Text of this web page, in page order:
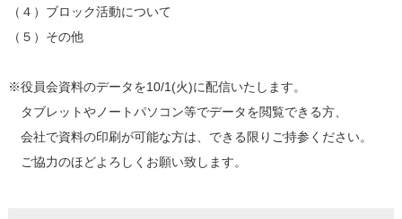
（４）ブロック活動について
（５）その他
※役員会資料のデータを10/1(火)に配信いたします。
タブレットやノートパソコン等でデータを閲覧できる方、
会社で資料の印刷が可能な方は、できる限りご持参ください。
ご協力のほどよろしくお願い致します。